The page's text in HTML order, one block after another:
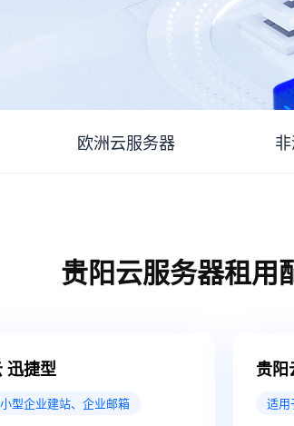
欧洲云服务器
贵阳云服务器租用
迅捷型
型企业建站、企业邮箱
贵阳
适用